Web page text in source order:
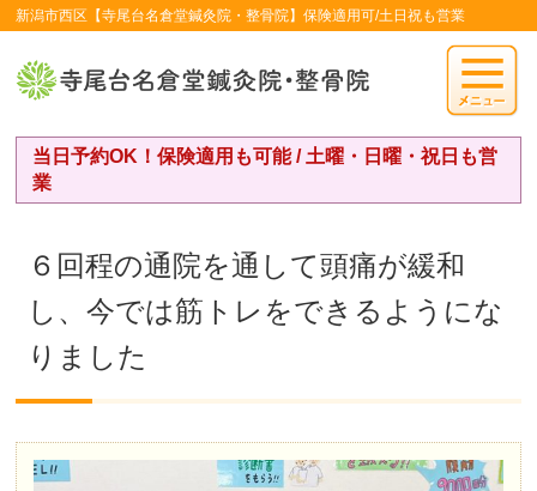
新潟市西区【寺尾台名倉堂鍼灸院・整骨院】保険適用可/土日祝も営業
当日予約OK！保険適用も可能 / 土曜・日曜・祝日も営
業
６回程の通院を通して頭痛が緩和
し、今では筋トレをできるようにな
りました